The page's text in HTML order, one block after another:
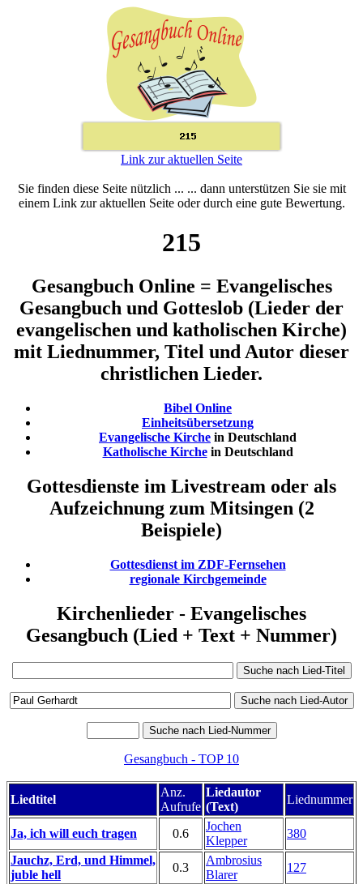
Link zur aktuellen Seite
Sie finden diese Seite nützlich ... ... dann unterstützen Sie sie mit
einem Link zur aktuellen Seite oder durch eine gute Bewertung.
215
Gesangbuch Online = Evangelisches
Gesangbuch und Gotteslob (Lieder der
evangelischen und katholischen Kirche)
mit Liednummer, Titel und Autor dieser
christlichen Lieder.
Bibel Online
Einheitsübersetzung
Evangelische Kirche in Deutschland
Katholische Kirchein Deutschland
Gottesdienste im Livestream oder als
Aufzeichnung zum Mitsingen (2
Beispiele)
Gottesdienst im ZDF-Fernsehen
regionale Kirchgemeinde
Kirchenlieder - Evangelisches
Gesangbuch (Lied + Text + Nummer)
Gesangbuch - TOP 10
Liedtitel
Anz.
Aufrufe
Liedautor
(Text)
Liednummer
Ja, ich will euch tragen 0.6
Jochen
Klepper
380
Jauchz, Erd, und Himmel,
juble hell
0.3
Ambrosius
Blarer
127